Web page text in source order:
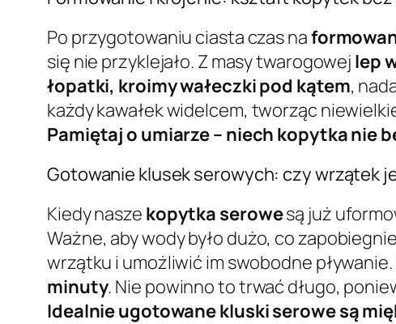
Po przygotowaniu ciasta czas na
się nie przyklejało. Z masy twarogowej lep
łopatki, kroimy wałeczki pod kątem,
każdy kawałek widelcem, tworząc
Pamiętaj o umiarze – niech kopytka nie
Gotowanie klusek serowych: czy wrzątek
Kiedy nasze kopytka serowesą już
Ważne, aby wody było dużo, co
wrzątku i umożliwić im swobodne pływanie.
minuty. Nie powinno to trwać długo,
Idealnie ugotowane kluski serowe są